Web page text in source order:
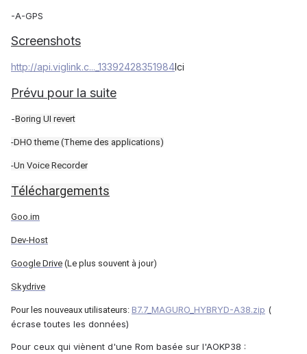
-A-GPS
Screenshots
http://api.viglink.c..._13392428351984Ici
Prévu pour la suite
-Boring UI revert
-DHO theme (Theme des applications)
-Un Voice Recorder
Téléchargements
Goo.im
Dev-Host
Google Drive (Le plus souvent à jour)
Skydrive
Pour les nouveaux utilisateurs: B7.7_MAGURO_HYBRYD-A38.zip (
écrase toutes les données)
Pour ceux qui viènent d'une Rom basée sur l'AOKP38 :